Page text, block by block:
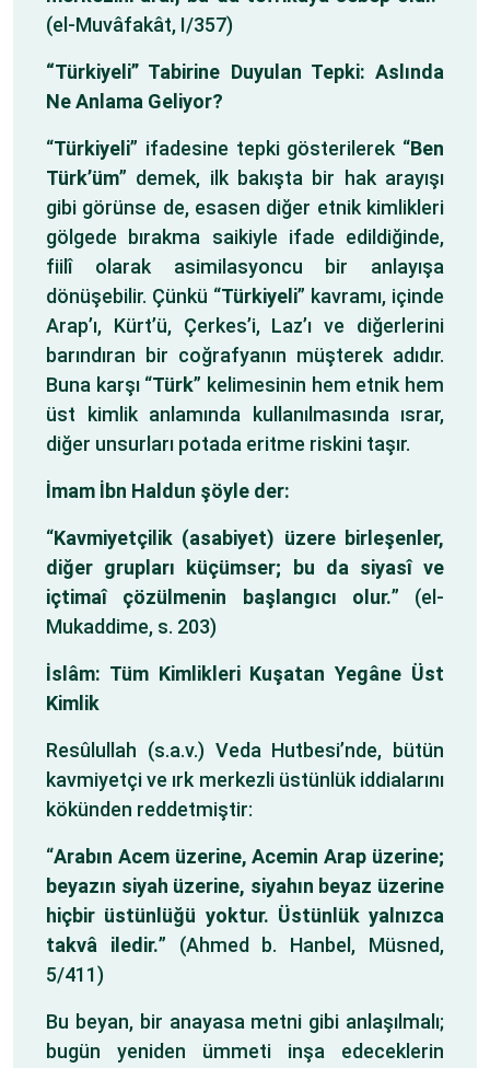
(el-Muvâfakât, I/357)
“Türkiyeli” Tabirine Duyulan Tepki: Aslında
Ne Anlama Geliyor?
“Türkiyeli” ifadesine tepki gösterilerek “Ben
Türk’üm” demek, ilk bakışta bir hak arayışı
gibi görünse de, esasen diğer etnik kimlikleri
gölgede bırakma saikiyle ifade edildiğinde,
fiilî olarak asimilasyoncu bir anlayışa
dönüşebilir. Çünkü “Türkiyeli” kavramı, içinde
Arap’ı, Kürt’ü, Çerkes’i, Laz’ı ve diğerlerini
barındıran bir coğrafyanın müşterek adıdır.
Buna karşı “Türk” kelimesinin hem etnik hem
üst kimlik anlamında kullanılmasında ısrar,
diğer unsurları potada eritme riskini taşır.
İmam İbn Haldun şöyle der:
“Kavmiyetçilik (asabiyet) üzere birleşenler,
diğer grupları küçümser; bu da siyasî ve
içtimaî çözülmenin başlangıcı olur.” (el-
Mukaddime, s. 203)
İslâm: Tüm Kimlikleri Kuşatan Yegâne Üst
Kimlik
Resûlullah (s.a.v.) Veda Hutbesi’nde, bütün
kavmiyetçi ve ırk merkezli üstünlük iddialarını
kökünden reddetmiştir:
“Arabın Acem üzerine, Acemin Arap üzerine;
beyazın siyah üzerine, siyahın beyaz üzerine
hiçbir üstünlüğü yoktur. Üstünlük yalnızca
takvâ iledir.” (Ahmed b. Hanbel, Müsned,
5/411)
Bu beyan, bir anayasa metni gibi anlaşılmalı;
bugün yeniden ümmeti inşa edeceklerin